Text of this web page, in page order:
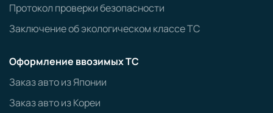
Протокол проверки безопасности
Заключение об экологическом классе ТС
Оформление ввозимых ТС
Заказ авто из Японии
Заказ авто из Кореи